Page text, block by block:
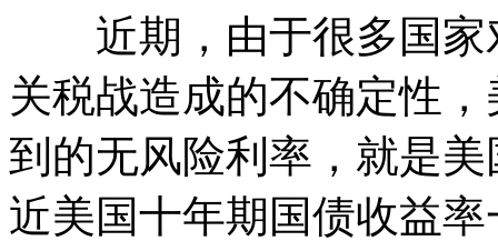
近期，由于很多国家
关税战造成的不确定性
到的无风险利率，就是
近美国十年期国债收益